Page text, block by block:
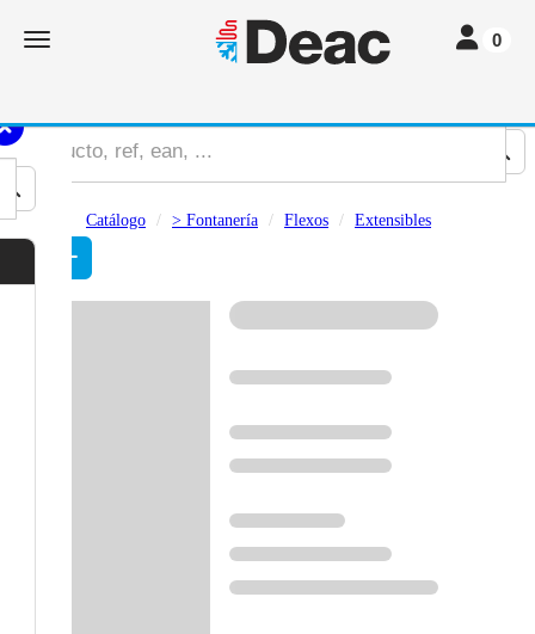
Toggle navigation Toggle
0
Catálogo > Fontanería Flexos Extensibles